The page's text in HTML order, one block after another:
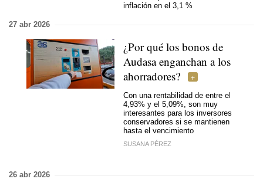
inflación en el 3,1 %
27 abr 2026
¿Por qué los bonos de
Audasa enganchan a los
ahorradores?
Con una rentabilidad de entre el
4,93% y el 5,09%, son muy
interesantes para los inversores
conservadores si se mantienen
hasta el vencimiento
SUSANA PÉREZ
26 abr 2026